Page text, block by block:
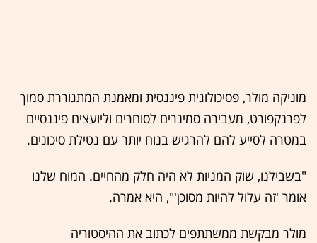
מוניקה מולר, פסיכולוגית פיננסית ומאמנת המתגוררת סמוך
לפרנקפורט, מעבירה סמינרים לסוחרים וליועצים פיננסיים
במטרה לסייע להם להרגיש בנוח יותר עם נטילת סיכונים.
"בשבילנו, שוק המניות לא היה חלק מהחיים. המוח שלנו
אומר 'זה עלול להיות מסוכן'", היא אמרה.
מולר מבקשת ממשתתפים לכתוב את ההיסטוריה